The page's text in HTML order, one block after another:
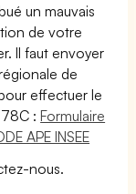
un mauvais
de votre
Il faut envoyer
de
effectuer le
:Formulaire
APE INSEE
nous.